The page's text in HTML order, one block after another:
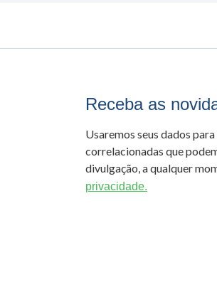
Receba as
Usaremos seus dados
correlacionadas que
divulgação, a qualquer
privacidade.